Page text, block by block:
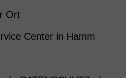
Ort
Center in Hamm